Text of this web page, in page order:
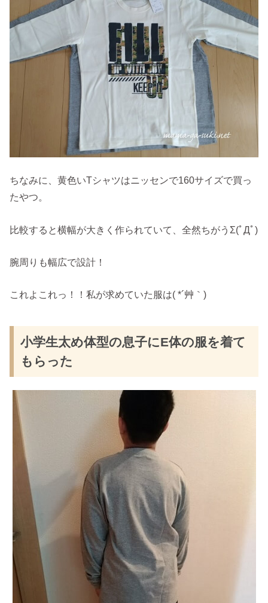
ちなみに、黄色いTシャツはニッセンで160サイズで買っ
たやつ。
比較すると横幅が大きく作られていて、全然ちがうΣ(ﾟДﾟ)
腕周りも幅広で設計！
これよこれっ！！私が求めていた服は( *´艸｀)
小学生太め体型の息子にE体の服を着て
もらった